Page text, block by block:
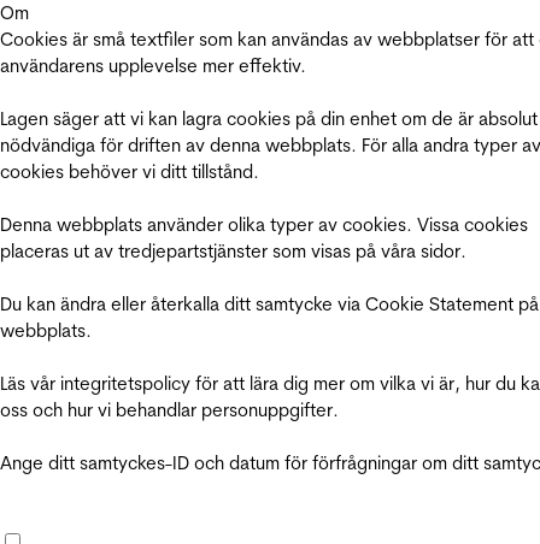
Om
Cookies är små textfiler som kan användas av webbplatser för att
användarens upplevelse mer effektiv.
Lagen säger att vi kan lagra cookies på din enhet om de är absolut
nödvändiga för driften av denna webbplats. För alla andra typer av
cookies behöver vi ditt tillstånd.
Denna webbplats använder olika typer av cookies. Vissa cookies
placeras ut av tredjepartstjänster som visas på våra sidor.
Du kan ändra eller återkalla ditt samtycke via Cookie Statement
webbplats.
Läs vår integritetspolicy för att lära dig mer om vilka vi är, hur du
oss och hur vi behandlar personuppgifter.
Ange ditt samtyckes-ID och datum för förfrågningar om ditt